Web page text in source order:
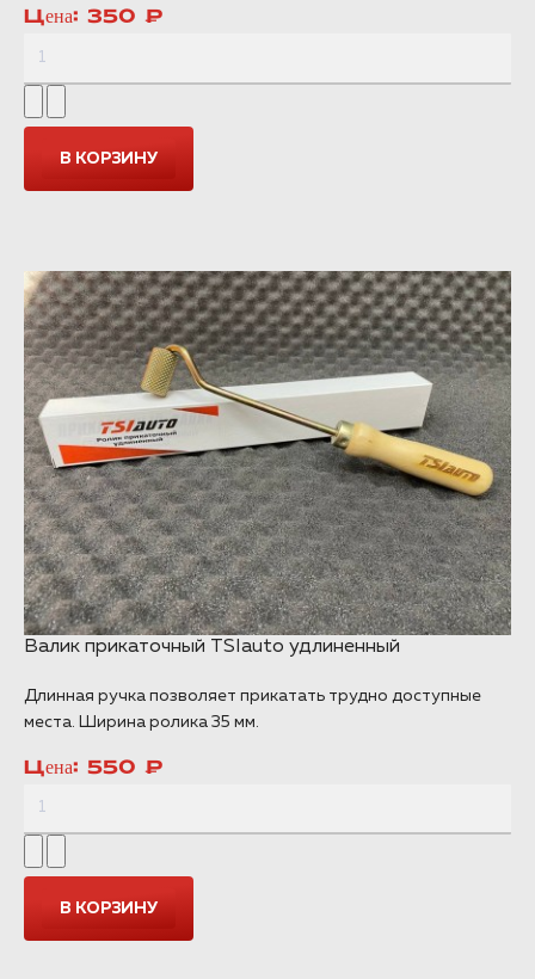
Цена: 350 ₽
NEW
Валик прикаточный TSIauto удлиненный
Длинная ручка позволяет прикатать трудно доступные
места. Ширина ролика 35 мм.
Цена: 550 ₽